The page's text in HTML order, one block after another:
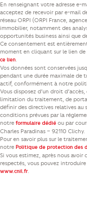
En renseignant votre adresse e-
acceptez de recevoir par e-mail
réseau ORPI (ORPI France,
immobilier, notamment des
opportunités business ainsi que
Ce consentement est
moment en cliquant sur le lien
ce lien
Vos données sont conservées
pendant une durée maximale de
actif, conformément à notre
Vous disposez d’un droit
limitation du traitement, de
définir des directives relatives au
conditions prévues par la
notre formulaire dédié ou par
Charles Paradinas – 92110 Clichy.
Pour en savoir plus sur le
notre Politique de protection des
Si vous estimez, après nous
respectés, vous pouvez
www.cnil.fr